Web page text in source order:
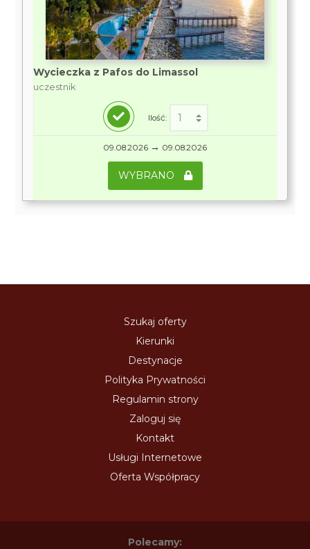
Wycieczka z Pafos do Limassol
uczestnik
Ilość:
09.08.2026 → 09.08.2026
WYBRANO
Szukaj oferty
Kierunki
Destynacje
Polityka Prywatności
Regulamin strony
Zaloguj się
Kontakt
Usługi Internetowe
Oferta Współpracy
Polecamy: